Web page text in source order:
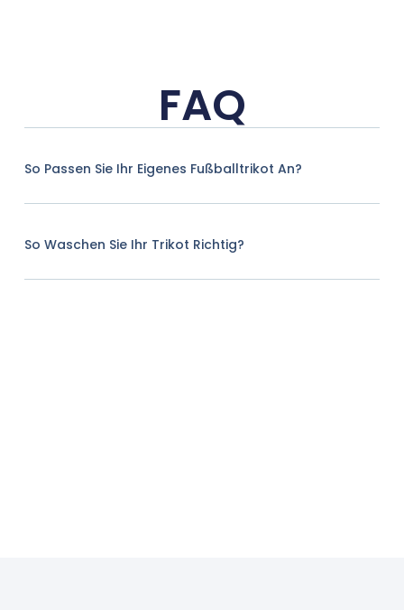
FAQ
So Passen Sie Ihr Eigenes Fußballtrikot An?
So Waschen Sie Ihr Trikot Richtig?